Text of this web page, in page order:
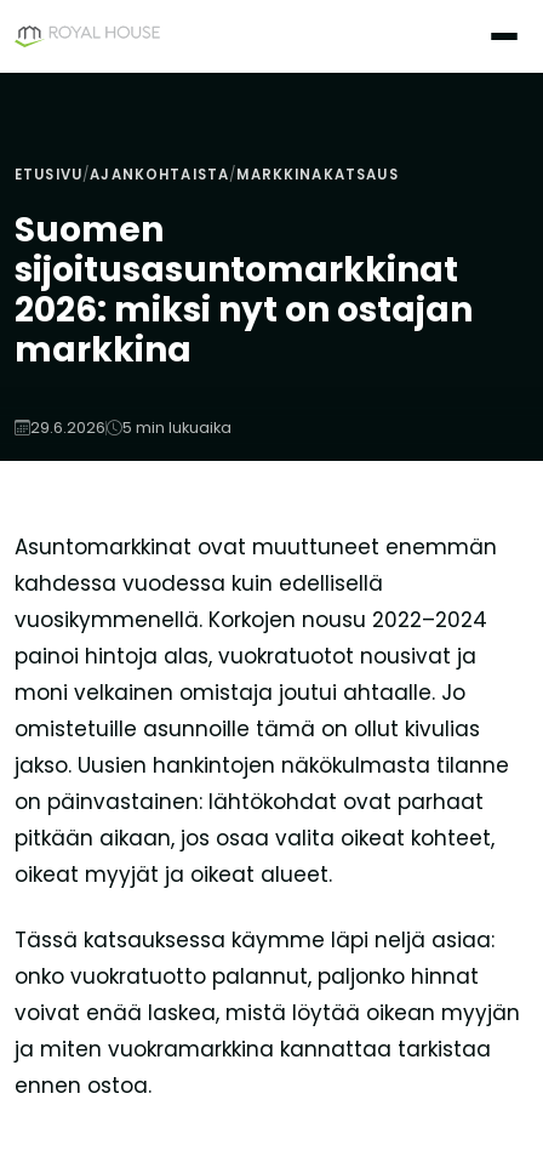
sisältöön
ETUSIVU/AJANKOHTAISTA/MARKKINAKATSAUS
Suomen
sijoitusasuntomarkkinat
2026: miksi nyt on ostajan
markkina
29.6.2026 5 min lukuaika
Asuntomarkkinat ovat muuttuneet enemmän
kahdessa vuodessa kuin edellisellä
vuosikymmenellä. Korkojen nousu 2022–2024
painoi hintoja alas, vuokratuotot nousivat ja
moni velkainen omistaja joutui ahtaalle. Jo
omistetuille asunnoille tämä on ollut kivulias
jakso. Uusien hankintojen näkökulmasta tilanne
on päinvastainen: lähtökohdat ovat parhaat
pitkään aikaan, jos osaa valita oikeat kohteet,
oikeat myyjät ja oikeat alueet.
Tässä katsauksessa käymme läpi neljä asiaa:
onko vuokratuotto palannut, paljonko hinnat
voivat enää laskea, mistä löytää oikean myyjän
ja miten vuokramarkkina kannattaa tarkistaa
ennen ostoa.